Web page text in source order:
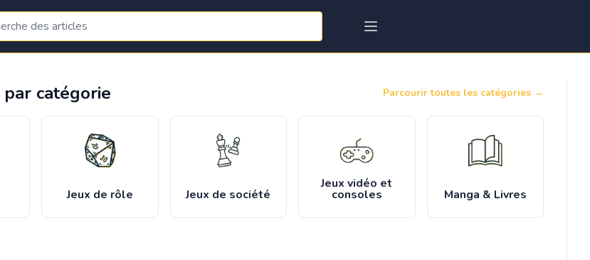
catégorie Parcourir toutes les catégories →
Jeux de rôle Jeux de société
Jeux vidéo et
consoles Manga & Livres